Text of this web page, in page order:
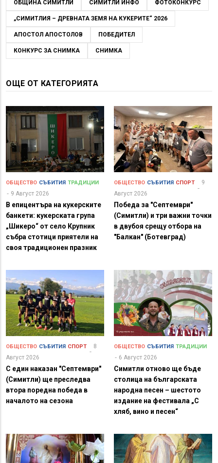
ОБЩИНА СИМИТЛИ СИМИТЛИ ИНФО ФОТОКОНКУРС
„СИМИТЛИЯ – ДРЕВНАТА ЗЕМЯ НА КУКЕРИТЕ“ 2026
АПОСТОЛ АПОСТОЛОВ ПОБЕДИТЕЛ
КОНКУРС ЗА СНИМКА СНИМКА
ОЩЕ ОТ КАТЕГОРИЯТА
ОБЩЕСТВО СЪБИТИЯ ТРАДИЦИИ
9 Август 2026
В епицентъра на кукерските
банкети: кукерската група
„Шикеро“ от село Крупник
събра стотици приятели на
своя традиционен празник
ОБЩЕСТВО СЪБИТИЯ СПОРТ
9
Август 2026
Победа за "Септември"
(Симитли) и три важни точки
в двубоя срещу отбора на
"Балкан" (Ботевград)
ОБЩЕСТВО СЪБИТИЯ СПОРТ
8
Август 2026
С един наказан "Септември"
(Симитли) ще преследва
втора поредна победа в
началото на сезона
ОБЩЕСТВО СЪБИТИЯ ТРАДИЦИИ
6 Август 2026
Симитли отново ще бъде
столица на българската
народна песен – шестото
издание на фестивала „С
хляб, вино и песен“